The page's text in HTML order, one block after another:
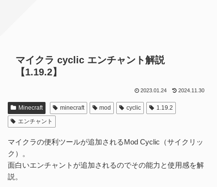
マイクラ cyclic エンチャント解説
【1.19.2】
2023.01.24 2024.11.30
Minecraft minecraft mod cyclic
1.19.2
エンチャント
マイクラの便利ツールが追加されるMod Cyclic（サイクリッ
ク）。
面白いエンチャントが追加されるのでその能力と使用感を解
説。